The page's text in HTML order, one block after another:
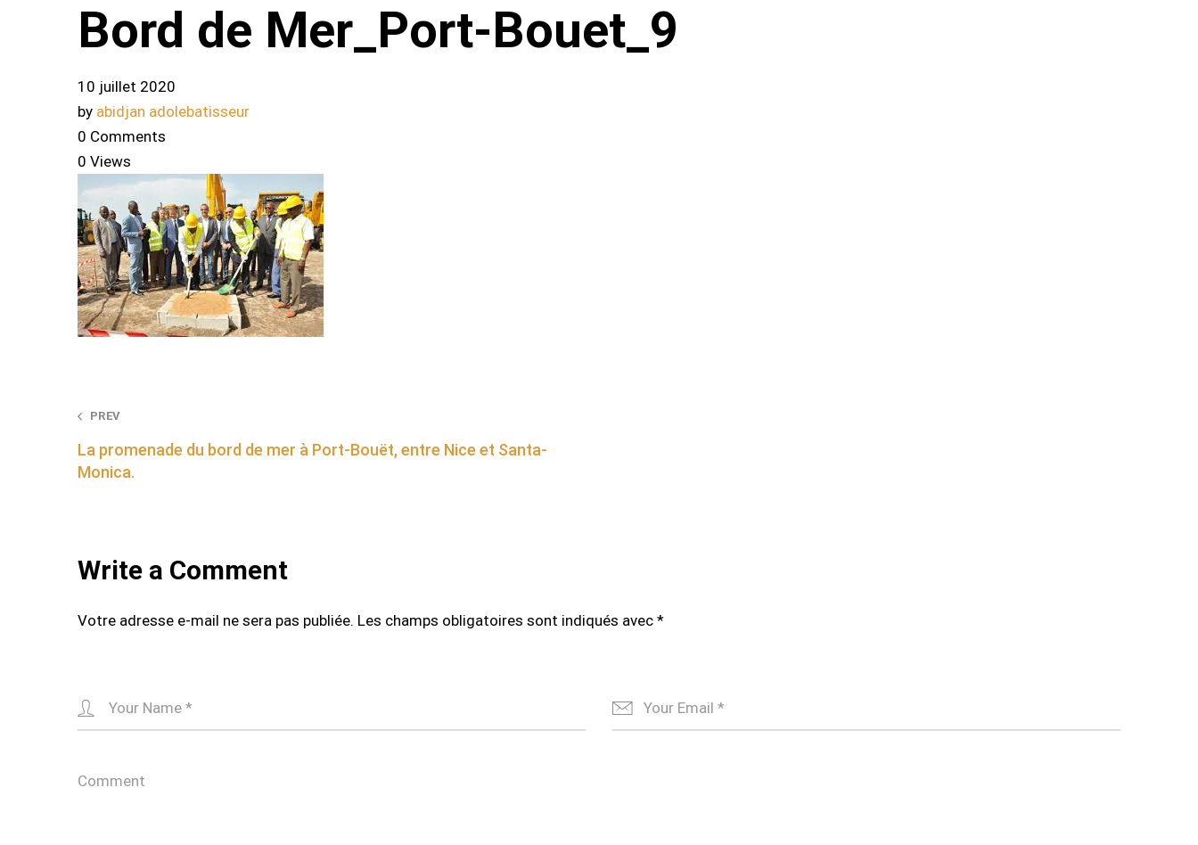
Bord de Mer_Port-Bouet_9
10 juillet 2020
by abidjan adolebatisseur
0 Comments
0 Views
Post
navigation
PREV
La promenade du bord de mer à Port-Bouët, entre Nice et Santa-
Monica.
Write a Comment
Votre adresse e-mail ne sera pas publiée. Les champs obligatoires sont indiqués avec *